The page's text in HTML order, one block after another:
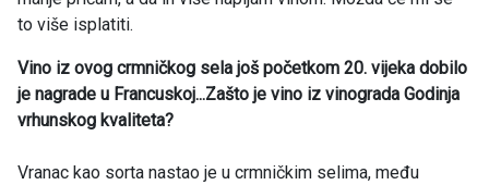
to više isplatiti.
Vino iz ovog crmničkog sela još početkom 20. vijeka dobilo
je nagrade u Francuskoj...Zašto je vino iz vinograda Godinja
vrhunskog kvaliteta?
Vranac kao sorta nastao je u crmničkim selima, među